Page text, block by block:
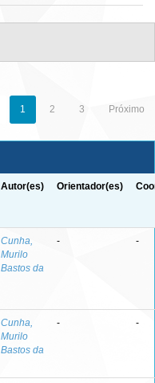
1 2 3 Próximo
Autor(es) Orientador(es)
Cunha,
Murilo
Bastos da
- -
Cunha,
Murilo
Bastos da
- -